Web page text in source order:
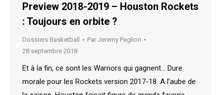
Preview 2018-2019 – Houston Rockets
: Toujours en orbite ?
Dossiers Basketball Par Jeremy Peglion
28 septembre 2018
Et à la fin, ce sont les Warriors qui gagnent… Dure
morale pour les Rockets version 2017-18. A l’aube de